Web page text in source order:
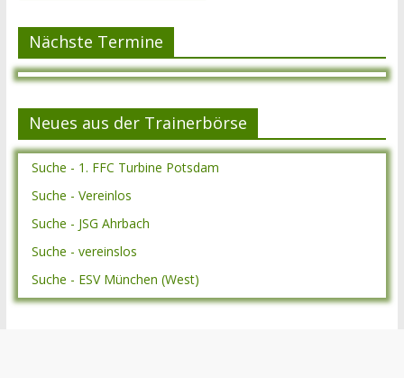
Nächste Termine
Neues aus der Trainerbörse
Suche - 1. FFC Turbine Potsdam
Suche - Vereinlos
Suche - JSG Ahrbach
Suche - vereinslos
Suche - ESV München (West)